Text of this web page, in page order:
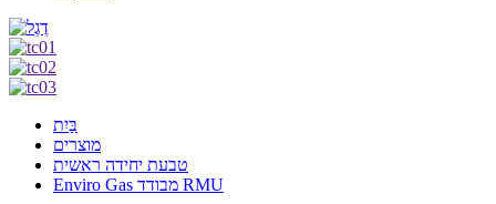
בַּיִת
מוצרים
טבעת יחידה ראשית
Enviro Gas מבודד RMU